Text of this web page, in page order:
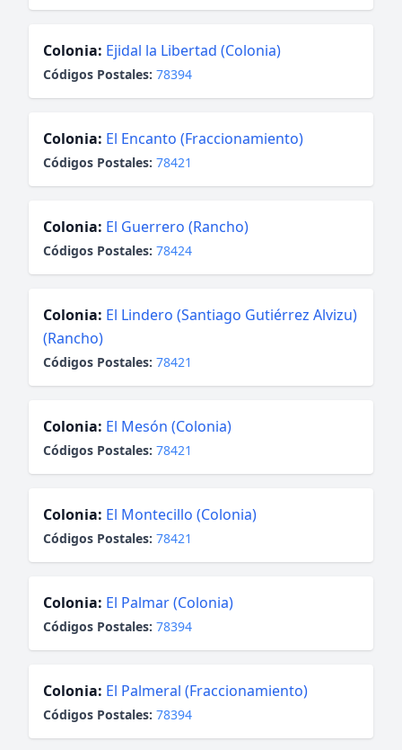
Colonia: Ejidal la Libertad (Colonia)
Códigos Postales: 78394
Colonia: El Encanto (Fraccionamiento)
Códigos Postales: 78421
Colonia: El Guerrero (Rancho)
Códigos Postales: 78424
Colonia: El Lindero (Santiago Gutiérrez Alvizu)
(Rancho)
Códigos Postales: 78421
Colonia: El Mesón (Colonia)
Códigos Postales: 78421
Colonia: El Montecillo (Colonia)
Códigos Postales: 78421
Colonia: El Palmar (Colonia)
Códigos Postales: 78394
Colonia: El Palmeral (Fraccionamiento)
Códigos Postales: 78394